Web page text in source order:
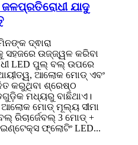
ଯାଦୁ
ଦ୍ଵାରା
ସହଜରେ ଉଜ୍ଜ୍ୱଳ କରିବା
LED ପୁଲ୍ ବଲ୍ ଉପରେ
ଆଲୋକ ମୋଡ୍ ଏବଂ
କରୁଥିବା ଶ୍ରେଷ୍ଠ
ମଧ୍ୟରୁ ବାଛିଥାଏ।
ମୋଡ୍ ମୂଲ୍ୟ ସୀମା
ରିଚାର୍ଜେବଲ୍ 3 ମୋଡ୍ +
ଫ୍ଲୋଟିଂ LED...